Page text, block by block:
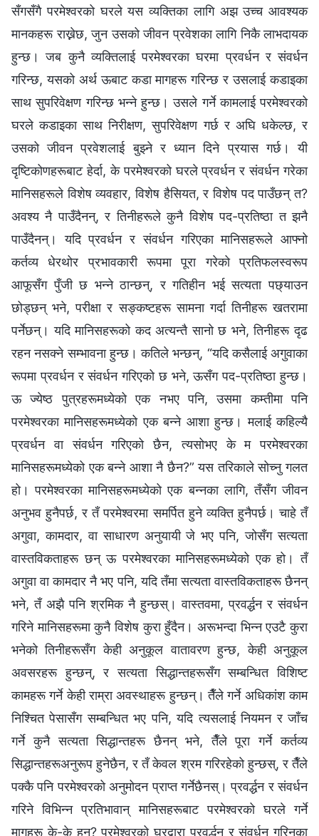
सँगसँगै परमेश्‍वरको घरले यस व्यक्तिका लागि अझ उच्च आवश्यक
मानकहरू राख्नेछ, जुन उसको जीवन प्रवेशका लागि निकै लाभदायक
हुन्छ। जब कुनै व्यक्तिलाई परमेश्‍वरका घरमा प्रवर्धन र संवर्धन
गरिन्छ, यसको अर्थ ऊबाट कडा मागहरू गरिन्छ र उसलाई कडाइका
साथ सुपरिवेक्षण गरिन्छ भन्ने हुन्छ। उसले गर्ने कामलाई परमेश्‍वरको
घरले कडाइका साथ निरीक्षण, सुपरिवेक्षण गर्छ र अघि धकेल्छ, र
उसको जीवन प्रवेशलाई बुझ्ने र ध्यान दिने प्रयास गर्छ। यी
दृष्टिकोणहरूबाट हेर्दा, के परमेश्‍वरको घरले प्रवर्धन र संवर्धन गरेका
मानिसहरूले विशेष व्यवहार, विशेष हैसियत, र विशेष पद पाउँछन् त?
अवश्य नै पाउँदैनन्, र तिनीहरूले कुनै विशेष पद-प्रतिष्ठा त झनै
पाउँदैनन्। यदि प्रवर्धन र संवर्धन गरिएका मानिसहरूले आफ्नो
कर्तव्य धेरथोर प्रभावकारी रूपमा पूरा गरेको प्रतिफलस्वरूप
आफूसँग पुँजी छ भन्ने ठान्छन्, र गतिहीन भई सत्यता पछ्याउन
छोड्छन् भने, परीक्षा र सङ्कष्टहरू सामना गर्दा तिनीहरू खतरामा
पर्नेछन्। यदि मानिसहरूको कद अत्यन्तै सानो छ भने, तिनीहरू दृढ
रहन नसक्ने सम्भावना हुन्छ। कतिले भन्छन्, “यदि कसैलाई अगुवाका
रूपमा प्रवर्धन र संवर्धन गरिएको छ भने, ऊसँग पद-प्रतिष्ठा हुन्छ।
ऊ ज्येष्ठ पुत्रहरूमध्येको एक नभए पनि, उसमा कम्तीमा पनि
परमेश्‍वरका मानिसहरूमध्येको एक बन्ने आशा हुन्छ। मलाई कहिल्यै
प्रवर्धन वा संवर्धन गरिएको छैन, त्यसोभए के म परमेश्‍वरका
मानिसहरूमध्येको एक बन्ने आशा नै छैन?” यस तरिकाले सोच्नु गलत
हो। परमेश्‍वरका मानिसहरूमध्येको एक बन्नका लागि, तँसँग जीवन
अनुभव हुनैपर्छ, र तँ परमेश्‍वरमा समर्पित हुने व्यक्ति हुनैपर्छ। चाहे तँ
अगुवा, कामदार, वा साधारण अनुयायी जे भए पनि, जोसँग सत्यता
वास्तविकताहरू छन् ऊ परमेश्‍वरका मानिसहरूमध्येको एक हो। तँ
अगुवा वा कामदार नै भए पनि, यदि तँमा सत्यता वास्तविकताहरू छैनन्
भने, तँ अझै पनि श्रमिक नै हुन्छस्। वास्तवमा, प्रवर्द्धन र संवर्धन
गरिने मानिसहरूमा कुनै विशेष कुरा हुँदैन। अरूभन्दा भिन्न एउटै कुरा
भनेको तिनीहरूसँग केही अनुकूल वातावरण हुन्छ, केही अनुकूल
अवसरहरू हुन्छन्, र सत्यता सिद्धान्तहरूसँग सम्बन्धित विशिष्ट
कामहरू गर्ने केही राम्रा अवस्थाहरू हुन्छन्। तैँले गर्ने अधिकांश काम
निश्चित पेसासँग सम्बन्धित भए पनि, यदि त्यसलाई नियमन र जाँच
गर्ने कुनै सत्यता सिद्धान्तहरू छैनन् भने, तैँले पूरा गर्ने कर्तव्य
सिद्धान्तहरूअनुरूप हुनेछैन, र तँ केवल श्रम गरिरहेको हुन्छस्, र तैँले
पक्कै पनि परमेश्‍वरको अनुमोदन प्राप्त गर्नेछैनस्। प्रवर्द्धन र संवर्धन
गरिने विभिन्न प्रतिभावान् मानिसहरूबाट परमेश्‍वरको घरले गर्ने
मागहरू के-के हुन्? परमेश्‍वरको घरद्वारा प्रवर्द्धन र संवर्धन गरिनका